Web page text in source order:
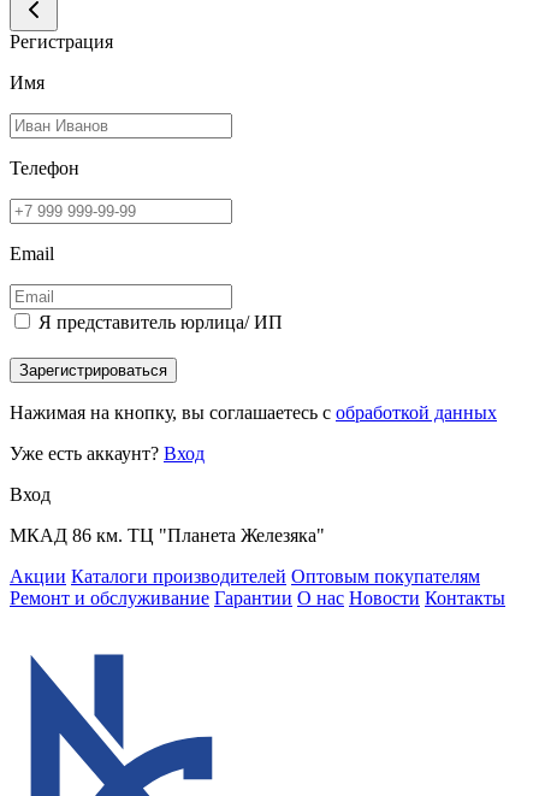
Регистрация
Имя
Телефон
Email
Я представитель юрлица/ ИП
Зарегистрироваться
Нажимая на кнопку, вы соглашаетесь с обработкой данных
Уже есть аккаунт? Вход
Вход
МКАД 86 км. ТЦ "Планета Железяка"
Акции Каталоги производителей Оптовым покупателям
Ремонт и обслуживание Гарантии О нас Новости Контакты